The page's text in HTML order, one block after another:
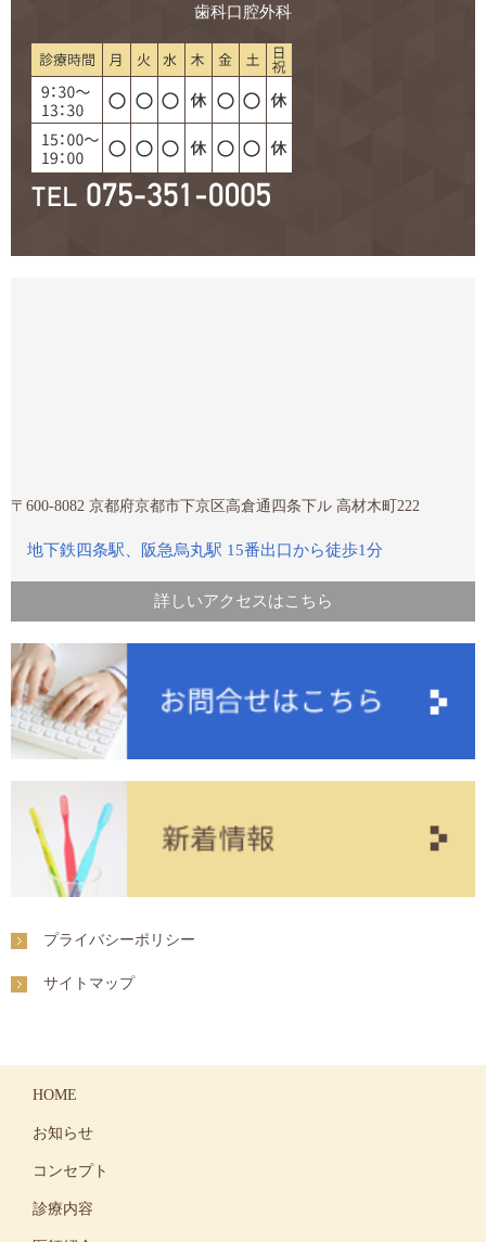
2024年3月 (1)
2024年2月 (1)
2024年1月 (1)
2023年12月 (2)
2023年10月 (2)
2023年9月 (1)
2023年8月 (1)
2022年8月 (1)
2022年6月 (1)
2022年5月 (1)
2021年12月 (2)
2021年11月 (2)
2021年10月 (2)
2021年9月 (1)
2021年6月 (1)
2021年5月 (1)
2021年3月 (1)
2021年1月 (1)
2020年10月 (1)
2020年9月 (1)
2020年4月 (2)
2020年1月 (1)
2019年10月 (1)
2019年8月 (1)
歯科口腔外科
〒600-8082 京都府京都市下京区高倉通四条下ル 高材木町222
地下鉄四条駅、阪急烏丸駅 15番出口から徒歩1分
詳しいアクセスはこちら
プライバシーポリシー
サイトマップ
HOME
お知らせ
コンセプト
診療内容